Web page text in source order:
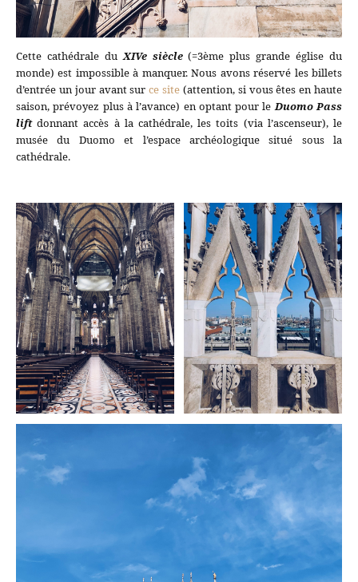
Cette cathédrale duXIVe siècle(=3ème plus grande église du
monde) est impossible à manquer. Nous avons réservé les billets
d’entrée un jour avant surce site (attention, si vous êtes en haute
saison, prévoyez plus à l’avance) en optant pour leDuomo Pass
liftdonnant accès à la cathédrale, les toits (via l’ascenseur), le
musée du Duomo et l’espace archéologique situé sous la
cathédrale.